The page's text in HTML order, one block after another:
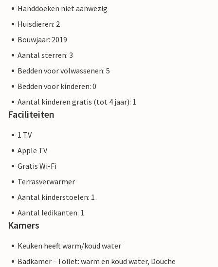
Handdoeken niet aanwezig
Huisdieren: 2
Bouwjaar: 2019
Aantal sterren: 3
Bedden voor volwassenen: 5
Bedden voor kinderen: 0
Aantal kinderen gratis (tot 4 jaar): 1
Faciliteiten
1 TV
Apple TV
Gratis Wi-Fi
Terrasverwarmer
Aantal kinderstoelen: 1
Aantal ledikanten: 1
Kamers
Keuken heeft warm/koud water
Badkamer - Toilet: warm en koud water, Douche